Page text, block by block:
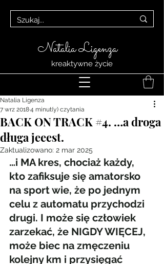
Natalia Ligenza
kreaktywne życie
BACK ON TRACK #4. …a droga
długa jeeest.
Natalia Ligenza
7 wrz 20184 minut(y) czytania
Zaktualizowano: 2 mar 2025
…i MA kres, chociaż każdy,
kto zafiksuje się amatorsko
na sport wie, że po jednym
celu z automatu przychodzi
drugi. I może się człowiek
zarzekać, że NIGDY WIĘCEJ,
może biec na zmęczeniu
kolejny km i przysięgać